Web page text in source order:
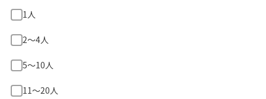
1人
2〜4人
5〜10人
11〜20人